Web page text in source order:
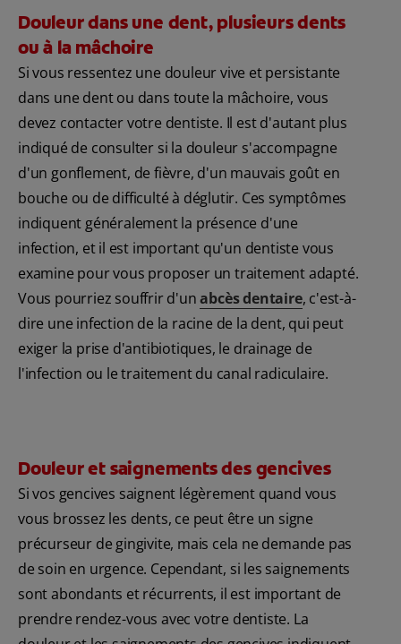
Douleur dans une dent, plusieurs dents
ou à la mâchoire
Si vous ressentez une douleur vive et persistante
dans une dent ou dans toute la mâchoire, vous
devez contacter votre dentiste. Il est d'autant plus
indiqué de consulter si la douleur s'accompagne
d'un gonflement, de fièvre, d'un mauvais goût en
bouche ou de difficulté à déglutir. Ces symptômes
indiquent généralement la présence d'une
infection, et il est important qu'un dentiste vous
examine pour vous proposer un traitement adapté.
Vous pourriez souffrir d'unabcès dentaire, c'est-à-
dire une infection de la racine de la dent, qui peut
exiger la prise d'antibiotiques, le drainage de
l'infection ou le traitement du canal radiculaire.
Douleur et saignements des gencives
Si vos gencives saignent légèrement quand vous
vous brossez les dents, ce peut être un signe
précurseur de gingivite, mais cela ne demande pas
de soin en urgence. Cependant, si les saignements
sont abondants et récurrents, il est important de
prendre rendez-vous avec votre dentiste. La